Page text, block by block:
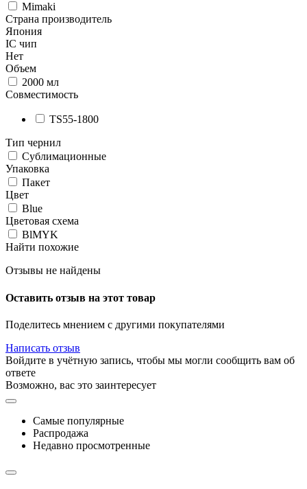
Mimaki
Страна производитель
Япония
IC чип
Нет
Объем
2000 мл
Совместимость
TS55-1800
Тип чернил
Сублимационные
Упаковка
Пакет
Цвет
Blue
Цветовая схема
BlMYK
Найти похожие
Отзывы не найдены
Оставить отзыв на этот товар
Поделитесь мнением с другими покупателями
Написать отзыв
Войдите в учётную запись, чтобы мы могли сообщить вам об
ответе
Возможно, вас это заинтересует
Самые популярные
Распродажа
Недавно просмотренные